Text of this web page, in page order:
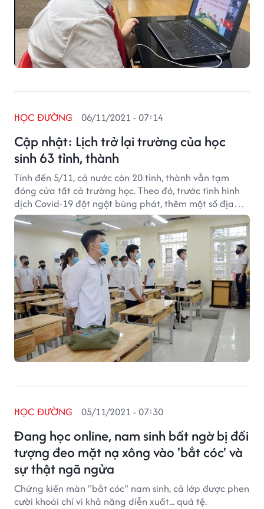
Cập nhật: Lịch trở lại trường của học
sinh 63 tỉnh, thành
HỌC ĐƯỜNG 06/11/2021 - 07:14
Tính đến 5/11, cả nước còn 20 tỉnh, thành vẫn tạm
đóng cửa tất cả trường học. Theo đó, trước tình hình
dịch Covid-19 đột ngột bùng phát, thêm một số địa
phương đã phải dừng cho học sinh tới trường và
chuyển sang dạy học trực tuyến hoặc qua truyền hình.
Đang học online, nam sinh bất ngờ bị đối
tượng đeo mặt nạ xông vào 'bắt cóc' và
sự thật ngã ngửa
HỌC ĐƯỜNG 05/11/2021 - 07:30
Chứng kiến màn "bắt cóc" nam sinh, cả lớp được phen
cười khoái chí vì khả năng diễn xuất... quá tệ.